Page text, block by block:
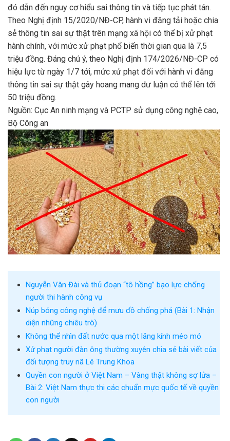
đó dẫn đến nguy cơ hiểu sai thông tin và tiếp tục phát tán.
Theo Nghị định 15/2020/NĐ-CP, hành vi đăng tải hoặc chia
sẻ thông tin sai sự thật trên mạng xã hội có thể bị xử phạt
hành chính, với mức xử phạt phổ biến thời gian qua là 7,5
triệu đồng. Đáng chú ý, theo Nghị định 174/2026/NĐ-CP có
hiệu lực từ ngày 1/7 tới, mức xử phạt đối với hành vi đăng
thông tin sai sự thật gây hoang mang dư luận có thể lên tới
50 triệu đồng.
Nguồn: Cục An ninh mạng và PCTP sử dụng công nghệ cao,
Bộ Công an
Nguyễn Văn Đài và thủ đoạn “tô hồng” bạo lực chống
người thi hành công vụ
Núp bóng công nghệ để mưu đồ chống phá (Bài 1: Nhận
diện những chiêu trò)
Không thể nhìn đất nước qua một lăng kính méo mó
Xử phạt người đàn ông thường xuyên chia sẻ bài viết của
đối tượng truy nã Lê Trung Khoa
Quyền con người ở Việt Nam – Vàng thật không sợ lửa –
Bài 2: Việt Nam thực thi các chuẩn mực quốc tế về quyền
con người